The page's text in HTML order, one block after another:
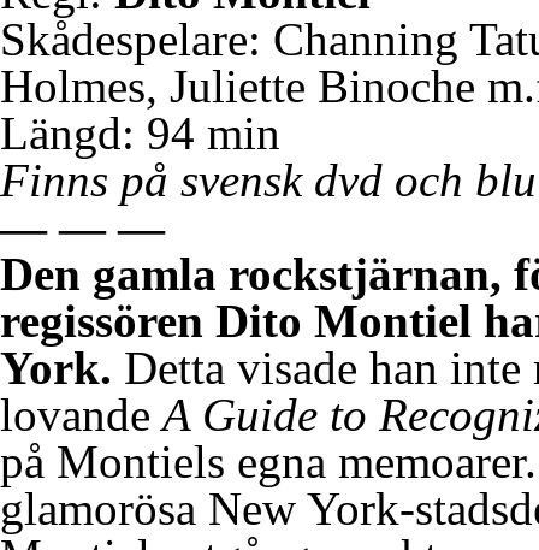
Skådespelare: Channing
Holmes, Juliette Binoche
Längd: 94 min
Finns på svensk dvd och
— — —
Den gamla rockstjärnan,
regissören Dito Montiel
York. Detta visade han
lovandeA Guide to
på Montiels egna
glamorösa New York-